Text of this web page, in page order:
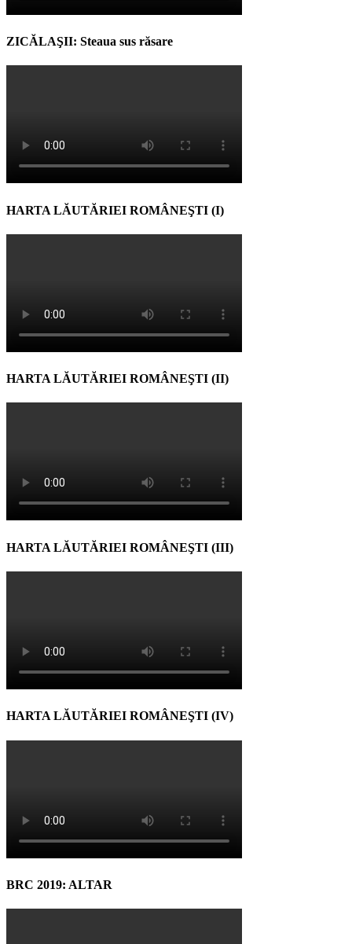
ZICĂLAŞII: Steaua sus răsare
HARTA LĂUTĂRIEI ROMÂNEŞTI (I)
HARTA LĂUTĂRIEI ROMÂNEŞTI (II)
HARTA LĂUTĂRIEI ROMÂNEŞTI (III)
HARTA LĂUTĂRIEI ROMÂNEŞTI (IV)
BRC 2019: ALTAR